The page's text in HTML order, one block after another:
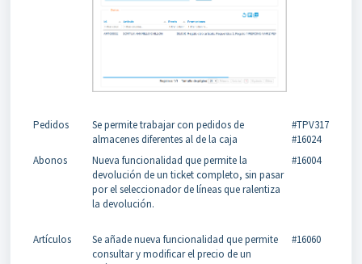
Pedidos
Se permite trabajar con pedidos de
almacenes diferentes al de la caja
#TPV317
#16024
Abonos
Nueva funcionalidad que permite la
devolución de un ticket completo, sin pasar
por el seleccionador de líneas que ralentiza
la devolución.
#16004
Artículos
Se añade nueva funcionalidad que permite
consultar y modificar el precio de un
#16060